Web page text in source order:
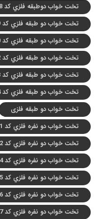
تخت خواب دوطبقه فلزي کد s8
تخت خواب دو طبقه فلزي کد s9
تخت خواب دو طبقه فلزي کد s10
تخت خواب دو طبقه فلزي کد s12
تخت خواب دو طبقه فلزي کد s13
تخت خواب دو طبقه فلزي کد s14
تخت خواب دو طبقه فلزی
تخت خواب دو نفره فلزي کد m1
تخت خواب دو نفره فلزي کد m2
تخت خواب دو نفره فلزي کد m4
تخت خواب دو نفره فلزي کد m5
تخت خواب دو نفره فلزي کد m6
تخت خواب دو نفره فلزي کد m7